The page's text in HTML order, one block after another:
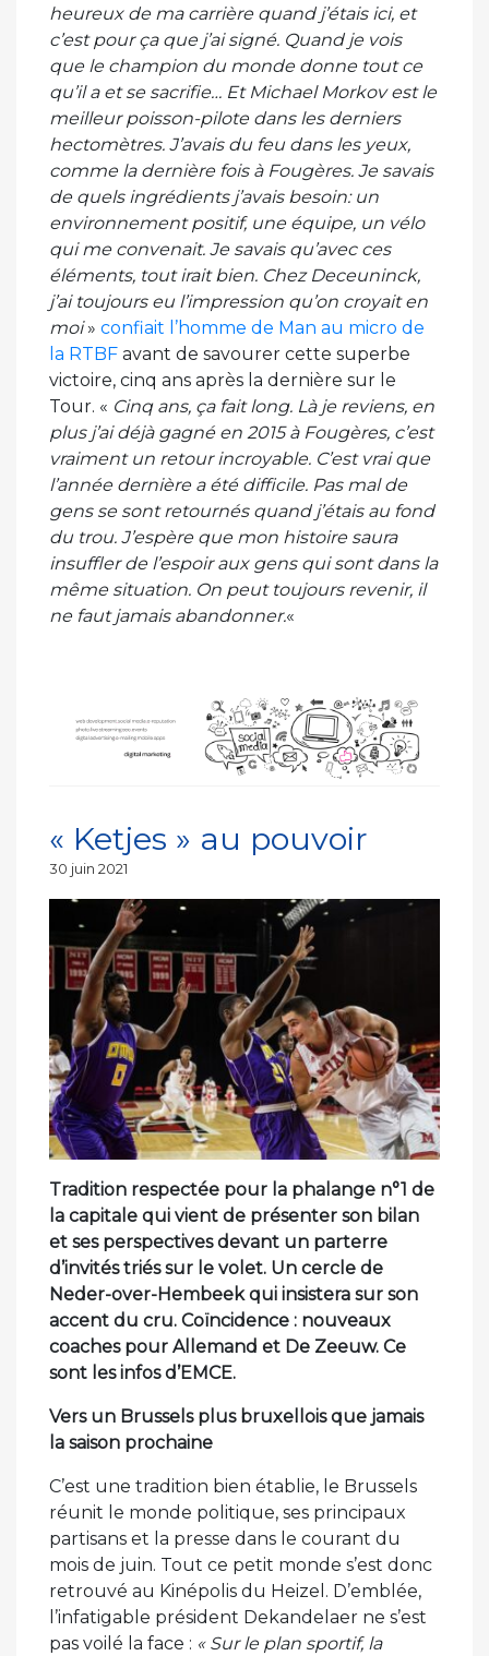
heureux de ma carrière quand j’étais ici, et
c’est pour ça que j’ai signé. Quand je vois
que le champion du monde donne tout ce
qu’il a et se sacrifie… Et Michael Morkov est le
meilleur poisson-pilote dans les derniers
hectomètres. J’avais du feu dans les yeux,
comme la dernière fois à Fougères. Je savais
de quels ingrédients j’avais besoin: un
environnement positif, une équipe, un vélo
qui me convenait. Je savais qu’avec ces
éléments, tout irait bien. Chez Deceuninck,
j’ai toujours eu l’impression qu’on croyait en
moi» confiait l’homme de Man au micro de
la RTBF avant de savourer cette superbe
victoire, cinq ans après la dernière sur le
Tour. « Cinq ans, ça fait long. Là je reviens, en
plus j’ai déjà gagné en 2015 à Fougères, c’est
vraiment un retour incroyable. C’est vrai que
l’année dernière a été difficile. Pas mal de
gens se sont retournés quand j’étais au fond
du trou. J’espère que mon histoire saura
insuffler de l’espoir aux gens qui sont dans la
même situation. On peut toujours revenir, il
ne faut jamais abandonner.«
« Ketjes » au pouvoir
Publié
30 juin 2021
Tradition respectée pour la phalange n°1 de
la capitale qui vient de présenter son bilan
et ses perspectives devant un parterre
d’invités triés sur le volet. Un cercle de
Neder-over-Hembeek qui insistera sur son
accent du cru. Coïncidence : nouveaux
coaches pour Allemand et De Zeeuw. Ce
sont les infos d’EMCE.
Vers un Brussels plus bruxellois que jamais
la saison prochaine
C’est une tradition bien établie, le Brussels
réunit le monde politique, ses principaux
partisans et la presse dans le courant du
mois de juin. Tout ce petit monde s’est donc
retrouvé au Kinépolis du Heizel. D’emblée,
l’infatigable président Dekandelaer ne s’est
pas voilé la face : « Sur le plan sportif, la